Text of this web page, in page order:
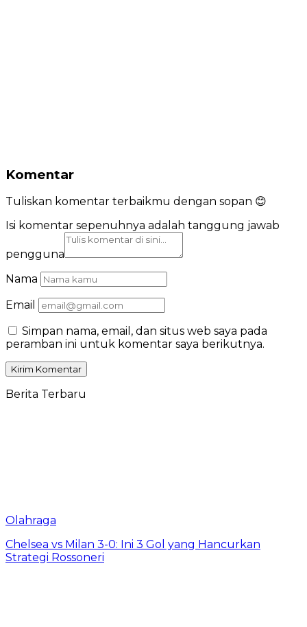
Komentar
Tuliskan komentar terbaikmu dengan sopan 😊
Isi komentar sepenuhnya adalah tanggung jawab
pengguna
Nama
Email
Simpan nama, email, dan situs web saya pada
peramban ini untuk komentar saya berikutnya.
Berita Terbaru
Olahraga
Chelsea vs Milan 3-0: Ini 3 Gol yang Hancurkan
Strategi Rossoneri